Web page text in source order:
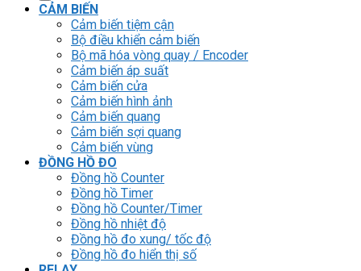
CẢM BIẾN
Cảm biến tiệm cận
Bộ điều khiển cảm biến
Bộ mã hóa vòng quay / Encoder
Cảm biến áp suất
Cảm biến cửa
Cảm biến hình ảnh
Cảm biến quang
Cảm biến sợi quang
Cảm biến vùng
ĐỒNG HỒ ĐO
Đồng hồ Counter
Đồng hồ Timer
Đồng hồ Counter/Timer
Đồng hồ nhiệt độ
Đồng hồ đo xung/ tốc độ
Đồng hồ đo hiển thị số